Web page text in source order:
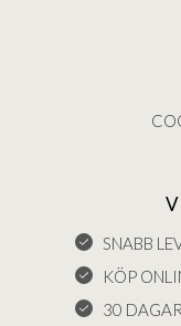
SNABB
KÖP
30